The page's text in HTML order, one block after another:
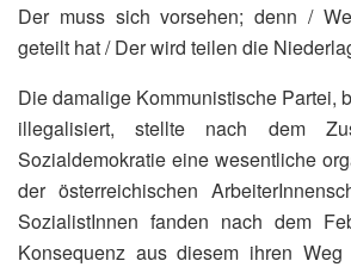
Der muss sich vorsehen; denn /
geteilt hat / Der wird teilen die
Die damalige Kommunistische Partei,
illegalisiert, stellte nach dem
Sozialdemokratie eine wesentliche
der österreichischen
SozialistInnen fanden nach dem
Konsequenz aus diesem ihren